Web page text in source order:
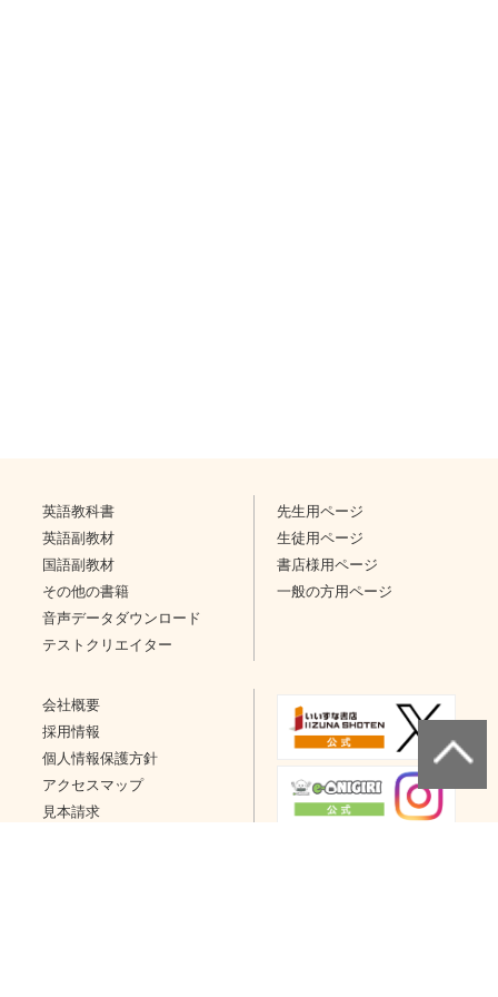
英語教科書
英語副教材
国語副教材
その他の書籍
音声データダウンロード
テストクリエイター
先生用ページ
生徒用ページ
書店様用ページ
一般の方用ページ
会社概要
採用情報
個人情報保護方針
アクセスマップ
見本請求